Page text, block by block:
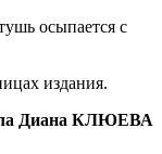
осыпается с
издания.
Диана КЛЮЕВА